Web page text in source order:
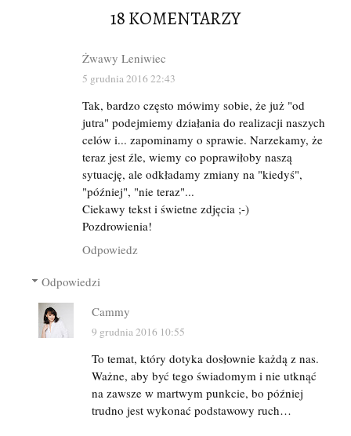
18 KOMENTARZY
Żwawy Leniwiec
5 grudnia 2016 22:43
Tak, bardzo często mówimy sobie, że już "od
jutra" podejmiemy działania do realizacji naszych
celów i... zapominamy o sprawie. Narzekamy, że
teraz jest źle, wiemy co poprawiłoby naszą
sytuację, ale odkładamy zmiany na "kiedyś",
"później", "nie teraz"...
Ciekawy tekst i świetne zdjęcia ;-)
Pozdrowienia!
Odpowiedz
Odpowiedzi
Cammy
9 grudnia 2016 10:55
To temat, który dotyka dosłownie każdą z nas.
Ważne, aby być tego świadomym i nie utknąć
na zawsze w martwym punkcie, bo później
trudno jest wykonać podstawowy ruch…